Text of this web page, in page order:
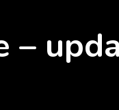
–